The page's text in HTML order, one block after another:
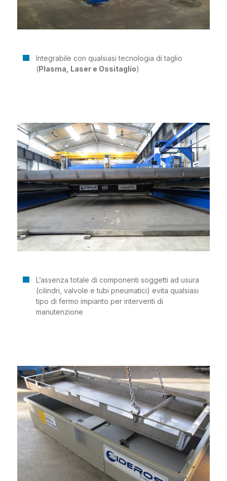
Integrabile con qualsiasi tecnologia di taglio
(Plasma, Laser e Ossitaglio)
L’assenza totale di componenti soggetti ad usura
(cilindri, valvole e tubi pneumatici) evita qualsiasi
tipo di fermo impianto per interventi di
manutenzione